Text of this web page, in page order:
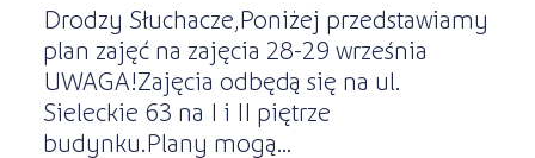
Drodzy Słuchacze,Poniżej przedstawiamy
plan zajęć na zajęcia 28-29 września
UWAGA!Zajęcia odbędą się na ul.
Sieleckie 63 na I i II piętrze
budynku.Plany mogą...